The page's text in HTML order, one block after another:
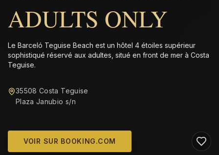
ADULTS ONLY
Le Barceló Teguise Beach est un hôtel 4 étoiles supérieur
sophistiqué réservé aux adultes, situé en front de mer à Costa
Teguise.
35508 Costa Teguise
Plaza Janubio s/n
VOIR SUR BOOKING.COM